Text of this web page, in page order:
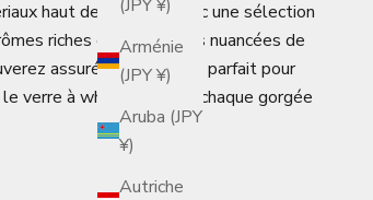
(JPY ¥)
Arménie
(JPY ¥)
Aruba (JPY
¥)
Autriche
haut de gamme. Avec une sélection
riches et les saveurs nuancées de
assurément l'accord parfait pour
verre à whisky idéal et chaque gorgée